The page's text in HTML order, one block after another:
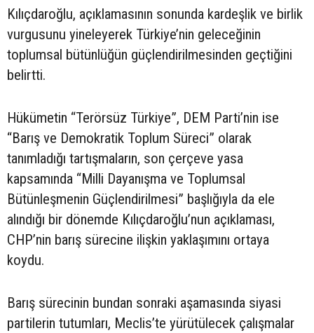
Kılıçdaroğlu, açıklamasının sonunda kardeşlik ve birlik
vurgusunu yineleyerek Türkiye’nin geleceğinin
toplumsal bütünlüğün güçlendirilmesinden geçtiğini
belirtti.
Hükümetin “Terörsüz Türkiye”, DEM Parti’nin ise
“Barış ve Demokratik Toplum Süreci” olarak
tanımladığı tartışmaların, son çerçeve yasa
kapsamında “Milli Dayanışma ve Toplumsal
Bütünleşmenin Güçlendirilmesi” başlığıyla da ele
alındığı bir dönemde Kılıçdaroğlu’nun açıklaması,
CHP’nin barış sürecine ilişkin yaklaşımını ortaya
koydu.
Barış sürecinin bundan sonraki aşamasında siyasi
partilerin tutumları, Meclis’te yürütülecek çalışmalar